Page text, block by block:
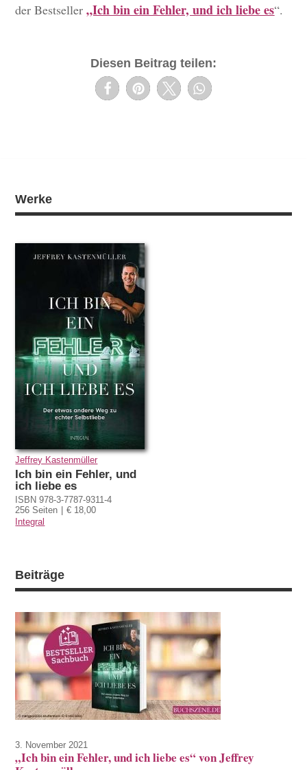
der Bestseller„Ich bin ein Fehler, und ich liebe es“.
Diesen Beitrag teilen:
Werke
Jeffrey Kastenmüller
Ich bin ein Fehler, und
ich liebe es
ISBN 978-3-7787-9311-4
256 Seiten
€ 18,00
Integral
Beiträge
3. November 2021
„Ich bin ein Fehler, und ich liebe es“ von Jeffrey